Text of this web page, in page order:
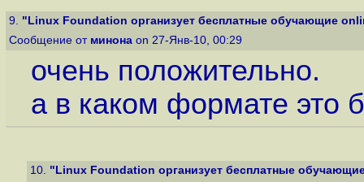
9. "Linux Foundation организует бесплатные обучающие
Сообщение от минона on 27-Янв-10, 00:29
очень положительно.
а в каком формате это
10. "Linux Foundation организует бесплатные